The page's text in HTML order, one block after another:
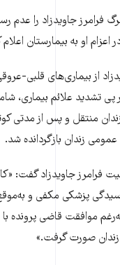
فرامرز جاویدزاد را
اعزام او به بیمارستان
از بیماری‌های قلبی-
منتقل و پس از مدتی
زندان بازگردانده شد.
فرامرز جاویدزاد گفت:
پزشکی مکفی و
موافقت قاضی پرونده با
زندان صورت گرفت.»